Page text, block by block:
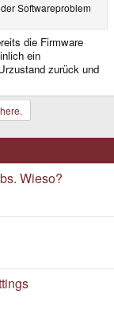
Softwareproblem
die Firmware
ein
zurück und
Wieso?